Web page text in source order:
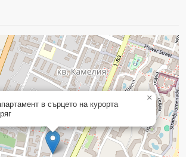
в сърцето на курорта
×